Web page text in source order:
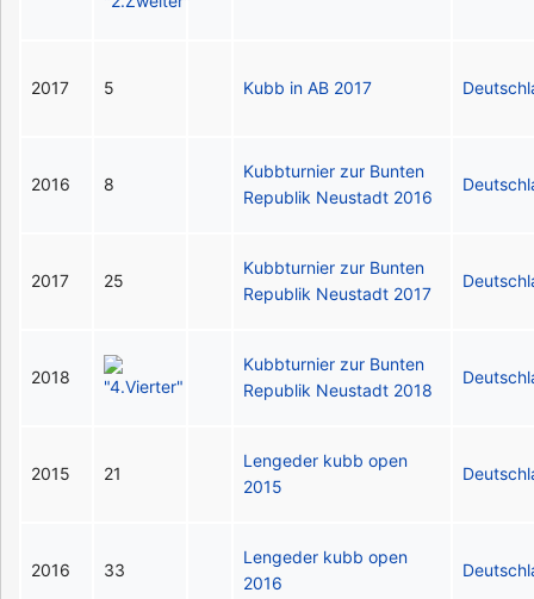
2017 5 Kubb in AB 2017
2016 8
Kubbturnier zur Bunten
Republik Neustadt 2016
2017 25
Kubbturnier zur Bunten
Republik Neustadt 2017
2018
Kubbturnier zur Bunten
Republik Neustadt 2018
2015 21
Lengeder kubb open
2015
2016 33
Lengeder kubb open
2016